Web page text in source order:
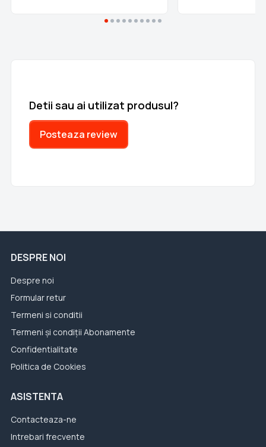
Detii sau ai utilizat produsul?
Posteaza review
DESPRE NOI
Despre noi
Formular retur
Termeni si conditii
Termeni și condiții Abonamente
Confidentialitate
Politica de Cookies
ASISTENTA
Contacteaza-ne
Intrebari frecvente